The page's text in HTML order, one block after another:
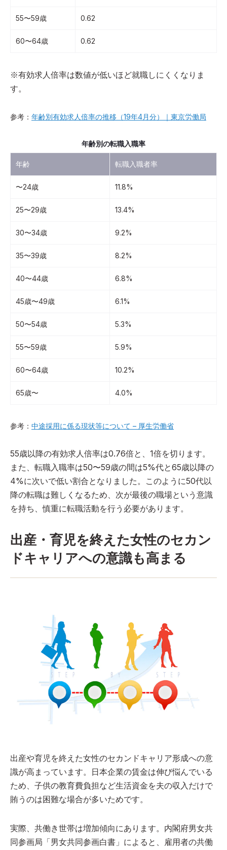
55〜59歳 0.62
60〜64歳 0.62
※有効求人倍率は数値が低いほど就職しにくくなりま
す。
参考： 年齢別有効求人倍率の推移（19年4月分）｜東京労働局
年齢別の転職入職率
年齢 転職入職者率
〜24歳 11.8%
25〜29歳 13.4%
30〜34歳 9.2%
35〜39歳 8.2%
40〜44歳 6.8%
45歳〜49歳 6.1%
50〜54歳 5.3%
55〜59歳 5.9%
60〜64歳 10.2%
65歳〜 4.0%
参考： 中途採用に係る現状等について – 厚生労働省
55歳以降の有効求人倍率は0.76倍と、1倍を切ります。
また、転職入職率は50〜59歳の間は5%代と65歳以降の
4%に次いで低い割合となりました。このように50代以
降の転職は難しくなるため、次が最後の職場という意識
を持ち、慎重に転職活動を行う必要があります。
出産・育児を終えた女性のセカン
ドキャリアへの意識も高まる
出産や育児を終えた女性のセカンドキャリア形成への意
識が高まっています。日本企業の賃金は伸び悩んでいる
ため、子供の教育費負担など生活資金を夫の収入だけで
賄うのは困難な場合が多いためです。
実際、共働き世帯は増加傾向にあります。内閣府男女共
同参画局「男女共同参画白書」によると、雇用者の共働